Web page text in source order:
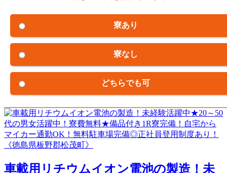
寮あり
寮なし
どちらでも可
車載用リチウムイオン電池の製造！未